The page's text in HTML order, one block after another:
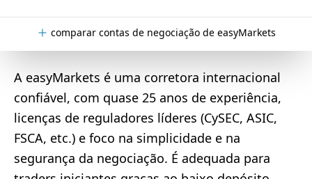
comparar contas de negociação de easyMarkets
A easyMarkets é uma corretora internacional
confiável, com quase 25 anos de experiência,
licenças de reguladores líderes (CySEC, ASIC,
FSCA, etc.) e foco na simplicidade e na
segurança da negociação. É adequada para